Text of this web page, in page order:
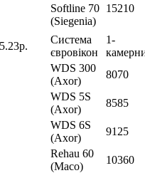
Softline 70
(Siegenia)
15210
Система
євровікон
1-
WDS 300
(Axor)
8070
WDS 5S
(Axor)
8585
WDS 6S
(Axor)
9125
Rehau 60
(Maco)
10360